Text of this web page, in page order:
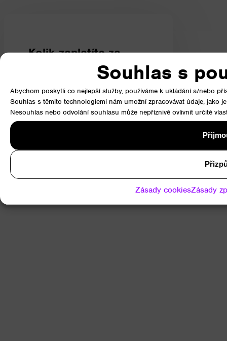
Souhlas s
Abychom poskytli co nejlepší služby, používáme k ukládání a/nebo
Souhlas s těmito technologiemi nám umožní zpracovávat údaje, jako
Nesouhlas nebo odvolání souhlasu může nepříznivě ovlivnit určité
Zásady cookiesZásady
Kolikzaplatíteza
Poslední slovo bude mít váš
elektroměr.